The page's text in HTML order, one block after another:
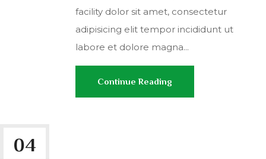
facility dolor sit amet, consectetur
adipisicing elit tempor incididunt ut
labore et dolore magna...
Continue Reading
04